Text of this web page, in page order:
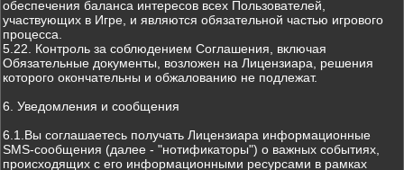
обеспечения баланса интересов всех Пользователей,
участвующих в Игре, и являются обязательной частью игрового
процесса.
5.22. Контроль за соблюдением Соглашения, включая
Обязательные документы, возложен на Лицензиара, решения
которого окончательны и обжалованию не подлежат.
6. Уведомления и сообщения
6.1.Вы соглашаетесь получать Лицензиара информационные
SMS-сообщения (далее - "нотификаторы") о важных событиях,
происходящих с его информационными ресурсами в рамках